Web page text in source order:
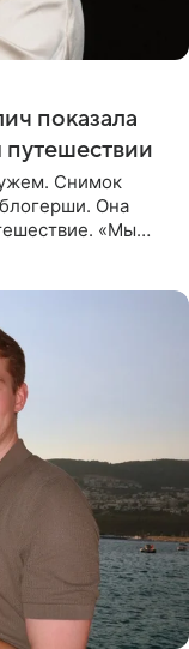
показала
Снимок
Она
«Мы